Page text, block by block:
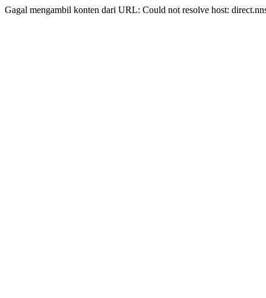
Gagal mengambil konten dari URL: Could not resolve host: